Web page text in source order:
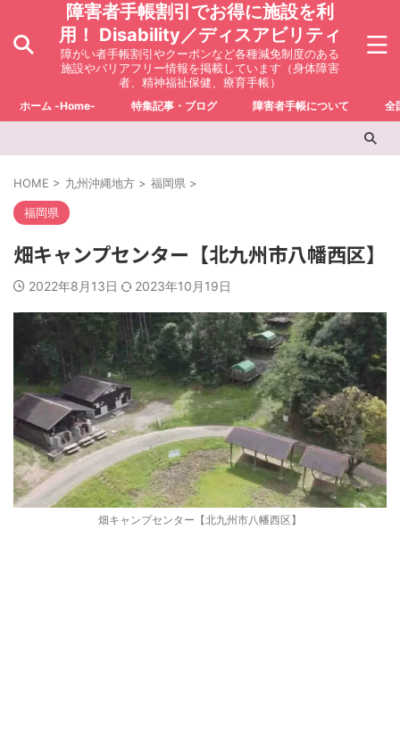
障害者手帳割引でお得に施設を利
用！ Disability／ディスアビリティ
障がい者手帳割引やクーポンなど各種減免制度のある
施設やバリアフリー情報を掲載しています（身体障害
者、精神福祉保健、療育手帳）
ホーム -Home- 特集記事・ブログ 障害者手帳について 全
HOME > 九州沖縄地方 > 福岡県 >
福岡県
畑キャンプセンター【北九州市八幡西区】
2022年8月13日 2023年10月19日
畑キャンプセンター【北九州市八幡西区】